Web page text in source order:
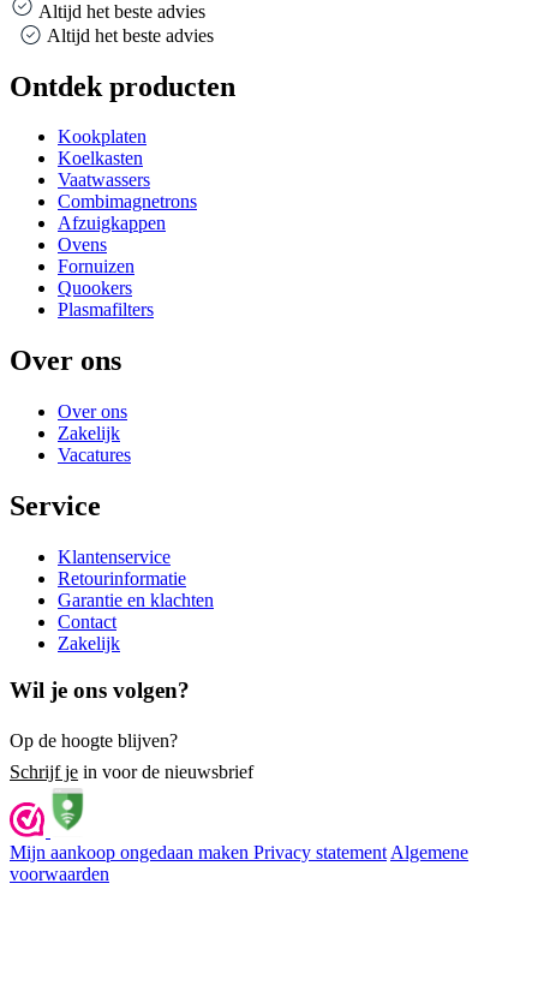
Altijd het beste advies
Altijd het beste advies
Ontdek producten
Kookplaten
Koelkasten
Vaatwassers
Combimagnetrons
Afzuigkappen
Ovens
Fornuizen
Quookers
Plasmafilters
Over ons
Over ons
Zakelijk
Vacatures
Service
Klantenservice
Retourinformatie
Garantie en klachten
Contact
Zakelijk
Wil je ons volgen?
Op de hoogte blijven?
Schrijf je in voor de nieuwsbrief
Mijn aankoop ongedaan maken Privacy statementAlgemene
voorwaarden